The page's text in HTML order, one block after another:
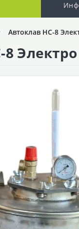
Автоклав НС-8
8